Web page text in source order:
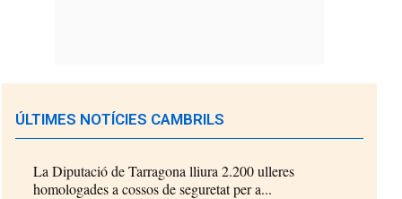
ÚLTIMES NOTÍCIES CAMBRILS
La Diputació de Tarragona lliura 2.200 ulleres
homologades a cossos de seguretat per a...